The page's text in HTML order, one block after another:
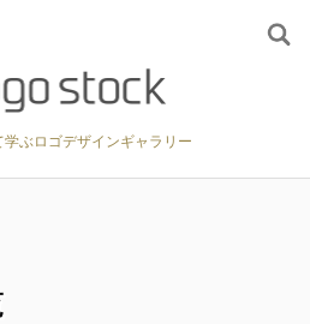
学ぶロゴデザインギャラリー